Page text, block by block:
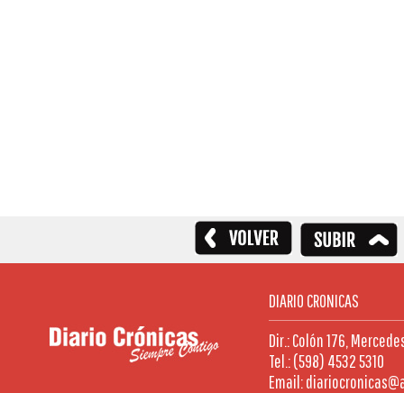
DIARIO CRONICAS
Dir.: Colón 176,
Tel.: (598) 4532 5310
Email: